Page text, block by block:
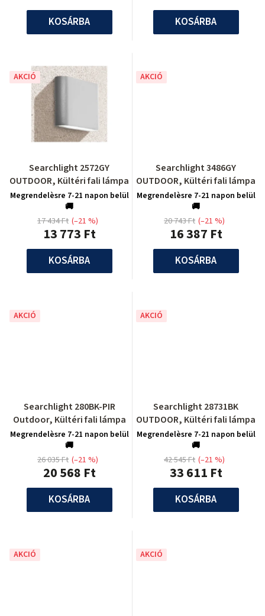
KOSÁRBA KOSÁRBA
AKCIÓ
Searchlight 2572GY
OUTDOOR, Kültéri fali lámpa
Megrendelèsre 7-21 napon belül
🚚
13 773 Ft
17 434 Ft (–21 %)
KOSÁRBA
AKCIÓ
Searchlight 3486GY
OUTDOOR, Kültéri fali lámpa
Megrendelèsre 7-21 napon belül
🚚
16 387 Ft
20 743 Ft (–21 %)
KOSÁRBA
AKCIÓ
Searchlight 280BK-PIR
Outdoor, Kültéri fali lámpa
Megrendelèsre 7-21 napon belül
🚚
20 568 Ft
26 035 Ft (–21 %)
KOSÁRBA
AKCIÓ
Searchlight 28731BK
OUTDOOR, Kültéri fali lámpa
Megrendelèsre 7-21 napon belül
🚚
33 611 Ft
42 545 Ft (–21 %)
KOSÁRBA
AKCIÓ AKCIÓ